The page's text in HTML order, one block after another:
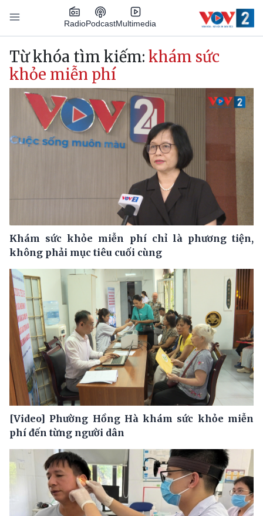
Nhảy đến nội dung
RadioPodcastMultimedia
Main navigation
Từ khóa tìm kiếm: khám sức
khỏe miễn phí
Khám sức khỏe miễn phí chỉ là phương tiện,
không phải mục tiêu cuối cùng
[Video] Phường Hồng Hà khám sức khỏe miễn
phí đến từng người dân